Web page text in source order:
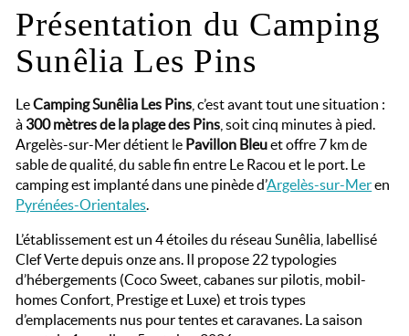
Présentation du Camping
Sunêlia Les Pins
LeCamping Sunêlia Les Pins , c’est avant tout une situation :
à 300 mètres de la plage des Pins , soit cinq minutes à pied.
Argelès-sur-Mer détient le Pavillon Bleuet offre 7 km de
sable de qualité, du sable fin entre Le Racou et le port. Le
camping est implanté dans une pinède d’Argelès-sur-Meren
Pyrénées-Orientales.
L’établissement est un 4 étoiles du réseau Sunêlia, labellisé
Clef Verte depuis onze ans. Il propose 22 typologies
d’hébergements (Coco Sweet, cabanes sur pilotis, mobil-
homes Confort, Prestige et Luxe) et trois types
d’emplacements nus pour tentes et caravanes. La saison